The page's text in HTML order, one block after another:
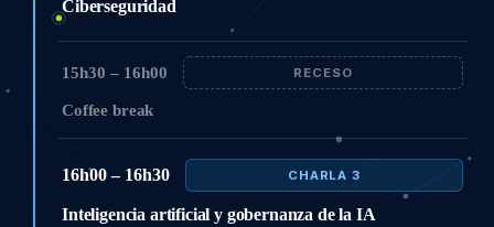
Ciberseguridad
15h30 – 16h00 RECESO
Coffee break
16h00 – 16h30 CHARLA 3
Inteligencia artificial y gobernanza de la IA